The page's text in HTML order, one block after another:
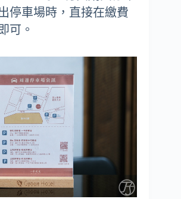
停車場時，直接在繳費
可。